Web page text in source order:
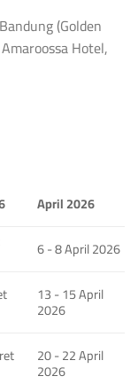
(Golden
Hotel,
April 2026
6 - 8 April 2026
13 - 15 April
2026
20 - 22 April
2026